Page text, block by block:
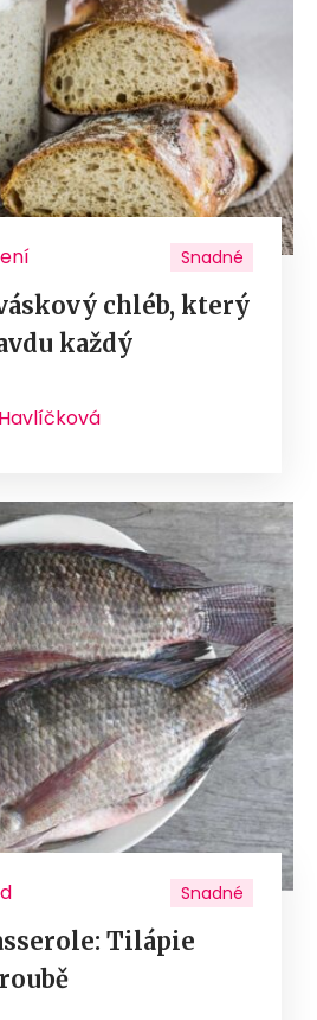
Snadné
chléb, který
každý
Snadné
Tilápie